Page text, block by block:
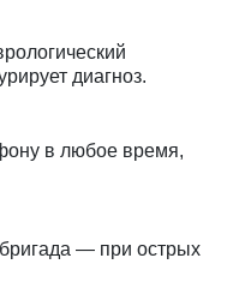
диагноз.
в любое время,
— при острых